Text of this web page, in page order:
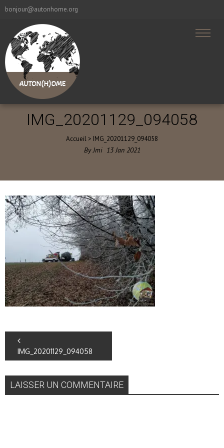
bonjour@autonhome.org
IMG_20201129_094058
Accueil > IMG_20201129_094058
ByJmi 13 Jan 2021
IMG_20201129_094058
LAISSER UN COMMENTAIRE